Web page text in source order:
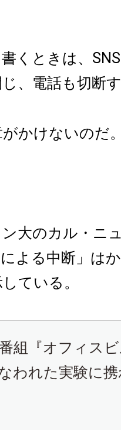
くときは、
、電話も切断
かけないのだ
大のカル・ニ
よる中断」は
ている。
組『オフィス
われた実験に